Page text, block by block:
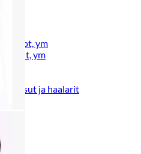
ym
ym
housut ja haalarit